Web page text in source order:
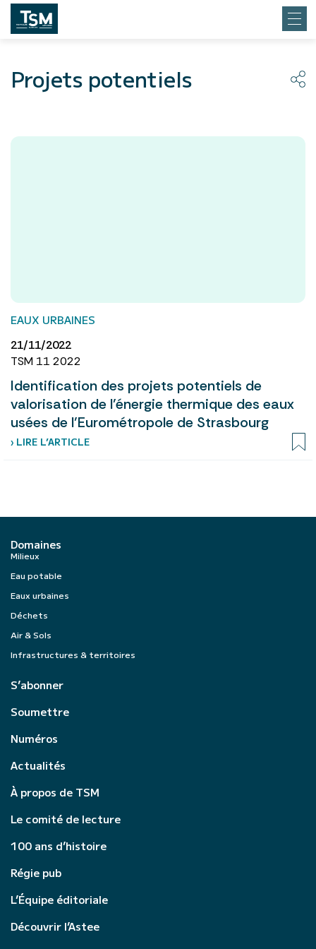
Projets potentiels
EAUX URBAINES
21/11/2022
TSM 11 2022
Identification des projets potentiels de
valorisation de l’énergie thermique des eaux
usées de l’Eurométropole de Strasbourg
› LIRE L’ARTICLE
Domaines
Milieux
Eau potable
Eaux urbaines
Déchets
Air & Sols
Infrastructures & territoires
S’abonner
Soumettre
Numéros
Actualités
À propos de TSM
Le comité de lecture
100 ans d’histoire
Régie pub
L’Équipe éditoriale
Découvrir l’Astee